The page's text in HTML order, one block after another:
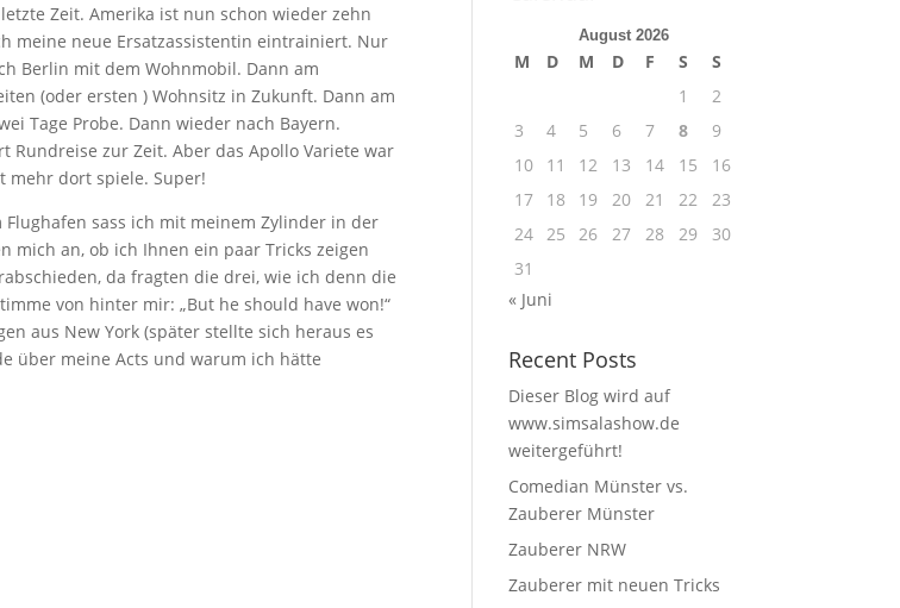
Zeit. Amerika ist nun schon wieder zehn
meine neue Ersatzassistentin eintrainiert. Nur
Berlin mit dem Wohnmobil. Dann am
(oder ersten ) Wohnsitz in Zukunft. Dann am
Tage Probe. Dann wieder nach Bayern.
Rundreise zur Zeit. Aber das Apollo Variete war
mehr dort spiele. Super!
sass ich mit meinem Zylinder in der
mich an, ob ich Ihnen ein paar Tricks zeigen
da fragten die drei, wie ich denn die
von hinter mir: „But he should have won!“
aus New York (später stellte sich heraus es
über meine Acts und warum ich hätte
August 2026
M D M D F S
S
1
2
3
4 5 6 7 8
9
10
11 12 13 14 15
16
17
18 19 20 21 22
23
24 25 26 27 28 29
30
31
« Juni
Recent Posts
Dieser Blog wird auf
www.simsalashow.de
weitergeführt!
Comedian Münster vs.
Zauberer Münster
Zauberer NRW
Zauberer mit neuen Tricks